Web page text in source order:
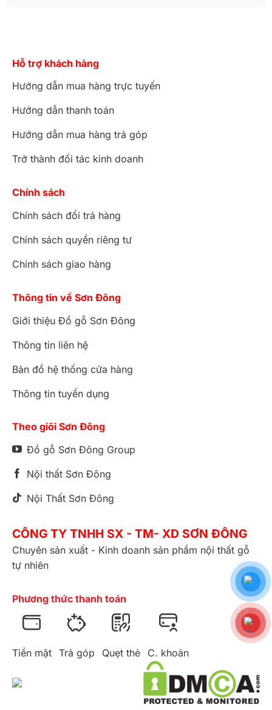
Hỗ trợ khách hàng
Hướng dẫn mua hàng trực tuyến
Hướng dẫn thanh toán
Hướng dẫn mua hàng trả góp
Trở thành đối tác kinh doanh
Chính sách
Chính sách đổi trả hàng
Chính sách quyền riêng tư
Chính sách giao hàng
Thông tin về Sơn Đông
Giới thiệu Đồ gỗ Sơn Đông
Thông tin liên hệ
Bản đồ hệ thống cửa hàng
Thông tin tuyển dụng
Theo giõi Sơn Đông
Đồ gỗ Sơn Đông Group
Nội thất Sơn Đông
Nội Thất Sơn Đông
CÔNG TY TNHH SX - TM- XD SƠN ĐÔNG
Chuyên sản xuất - Kinh doanh sản phẩm nội thất gỗ
tự nhiên
Phương thức thanh toán
Tiền mặt Trả góp Quẹt thẻ C. khoản